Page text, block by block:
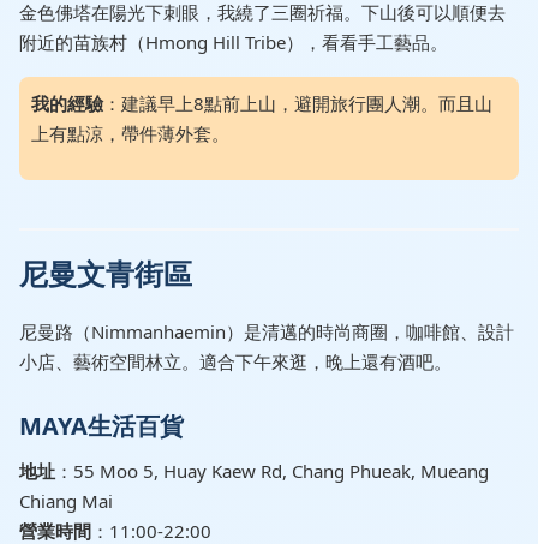
金色佛塔在陽光下刺眼，我繞了三圈祈福。下山後可以順便去
附近的苗族村（Hmong Hill Tribe），看看手工藝品。
我的經驗：建議早上8點前上山，避開旅行團人潮。而且山
上有點涼，帶件薄外套。
尼曼文青街區
尼曼路（Nimmanhaemin）是清邁的時尚商圈，咖啡館、設計
小店、藝術空間林立。適合下午來逛，晚上還有酒吧。
MAYA生活百貨
地址 ：55 Moo 5, Huay Kaew Rd, Chang Phueak, Mueang
Chiang Mai
營業時間 ：11:00-22:00